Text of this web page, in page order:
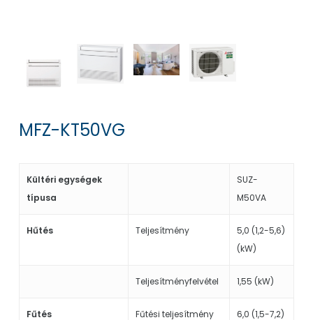
MFZ-KT50VG
Kültéri egységek
típusa
SUZ-
M50VA
Hűtés Teljesítmény
5,0 (1,2-5,6)
(kW)
Teljesítményfelvétel 1,55 (kW)
Fűtés Fűtési teljesítmény
6,0 (1,5-7,2)